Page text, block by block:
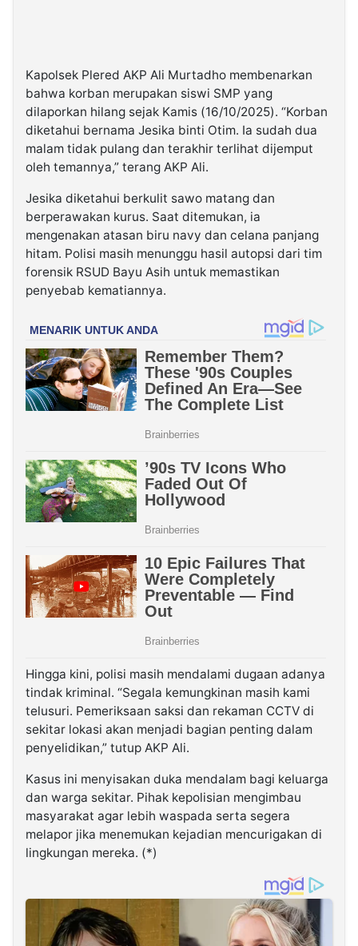
Kapolsek Plered AKP Ali Murtadho membenarkan
bahwa korban merupakan siswi SMP yang
dilaporkan hilang sejak Kamis (16/10/2025). “Korban
diketahui bernama Jesika binti Otim. Ia sudah dua
malam tidak pulang dan terakhir terlihat dijemput
oleh temannya,” terang AKP Ali.
Jesika diketahui berkulit sawo matang dan
berperawakan kurus. Saat ditemukan, ia
mengenakan atasan biru navy dan celana panjang
hitam. Polisi masih menunggu hasil autopsi dari tim
forensik RSUD Bayu Asih untuk memastikan
penyebab kematiannya.
Hingga kini, polisi masih mendalami dugaan adanya
tindak kriminal. “Segala kemungkinan masih kami
telusuri. Pemeriksaan saksi dan rekaman CCTV di
sekitar lokasi akan menjadi bagian penting dalam
penyelidikan,” tutup AKP Ali.
Kasus ini menyisakan duka mendalam bagi keluarga
dan warga sekitar. Pihak kepolisian mengimbau
masyarakat agar lebih waspada serta segera
melapor jika menemukan kejadian mencurigakan di
lingkungan mereka. (*)